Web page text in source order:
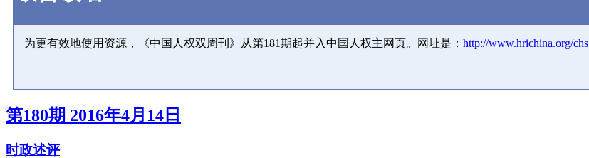
为更有效地使用资源，《中国人权双周刊》从第181期起并入中国人权主网页。网址是： http://www.hrichina.org/chs
第180期 2016年4月14日
时政述评